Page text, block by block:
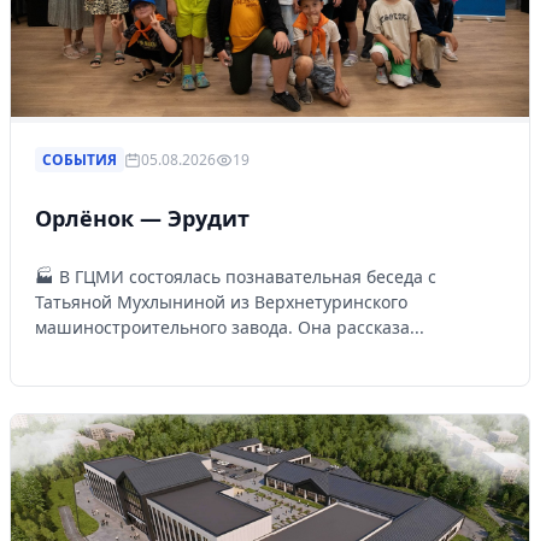
СОБЫТИЯ 05.08.2026 19
Орлёнок — Эрудит
🏭 В ГЦМИ состоялась познавательная беседа с
Татьяной Мухлыниной из Верхнетуринского
машиностроительного завода. Она рассказа...